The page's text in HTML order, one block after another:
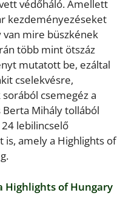
védőháló. Amellett
kezdeményezéseket
mire büszkének
több mint ötszáz
mutatott be, ezáltal
cselekvésre,
csemegéz a
Berta Mihály tollából
lebilincselő
amely a Highlights of
Highlights of Hungary